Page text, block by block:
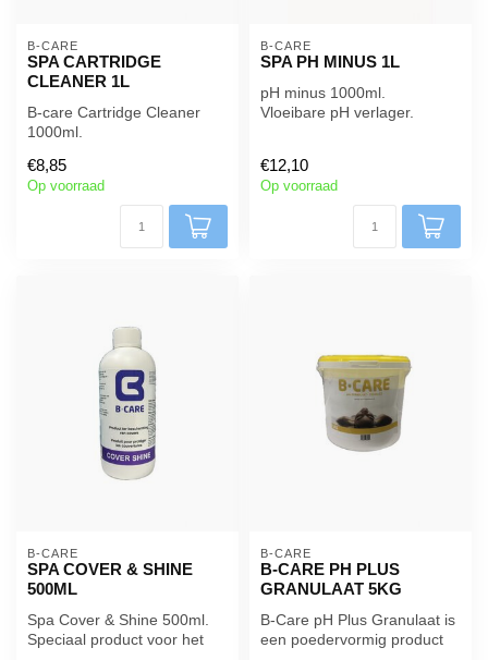
B-CARE
SPA CARTRIDGE
CLEANER 1L
B-care Cartridge Cleaner
1000ml.
efficiënte reiniging ...
€8,85
Op voorraad
B-CARE
SPA PH MINUS 1L
pH minus 1000ml.
Vloeibare pH verlager.
€12,10
Op voorraad
B-CARE
SPA COVER & SHINE
500ML
Spa Cover & Shine 500ml.
Speciaal product voor het
B-CARE
B-CARE PH PLUS
GRANULAAT 5KG
B-Care pH Plus Granulaat is
een poedervormig product